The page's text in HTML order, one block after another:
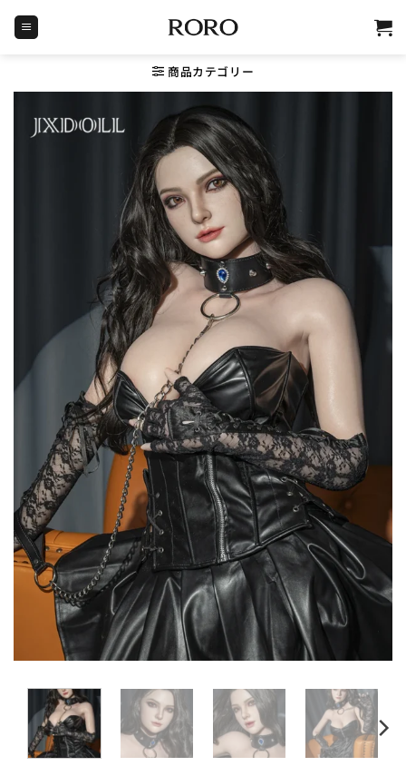
content
商品カテゴリー